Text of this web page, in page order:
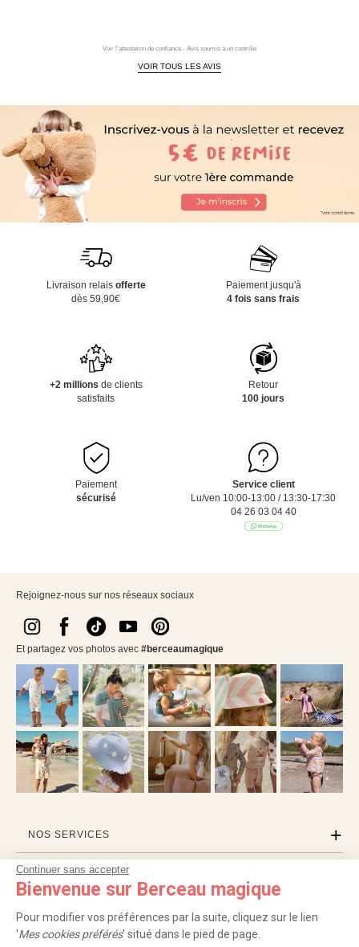
Continuer sans accepter
Bienvenue sur Berceau magique
Pour modifier vos préférences par la suite, cliquez sur le lien
'Mes cookies préférés' situé dans le pied de page.
Voir l'attestation de confiance - Avis soumis à un contrôle
VOIR TOUS LES AVIS
Livraison relais offerte
dès 59,90€
Paiement jusqu'à
4 fois sans frais
+2 millions de clients
satisfaits
Retour
100 jours
Paiement
sécurisé
Service client
Lu/ven 10:00-13:00 / 13:30-17:30
04 26 03 04 40
Rejoignez-nous sur nos réseaux sociaux
Et partagez vos photos avec #berceaumagique
NOS SERVICES
INFORMATIONS
PROFESSIONNELS